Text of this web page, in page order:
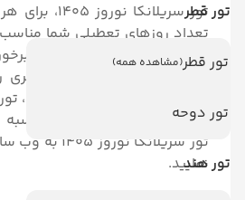
تور قطر
تور قطر(مشاهده همه)
تور دوحه
تور هند
تور سریلانکا
تعداد روزهای تعطیلی شما
نوروزی از قیمت مناسب تری
هم تمایل دارید سفر ارزان تری
کنید، از بین شهرهای سریلانکا،
از سایر تورهای سریلانکا
تور سریلانکا
نمایید.